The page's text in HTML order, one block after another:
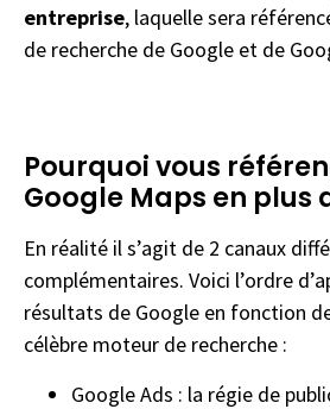
entreprise, laquelle sera
de recherche de Google et de
Pourquoi vous
Google Maps en plus
En réalité il s’agit de 2 canaux
complémentaires. Voici l’ordre
résultats de Google en fonction
célèbre moteur de recherche :
Google Ads : la régie de